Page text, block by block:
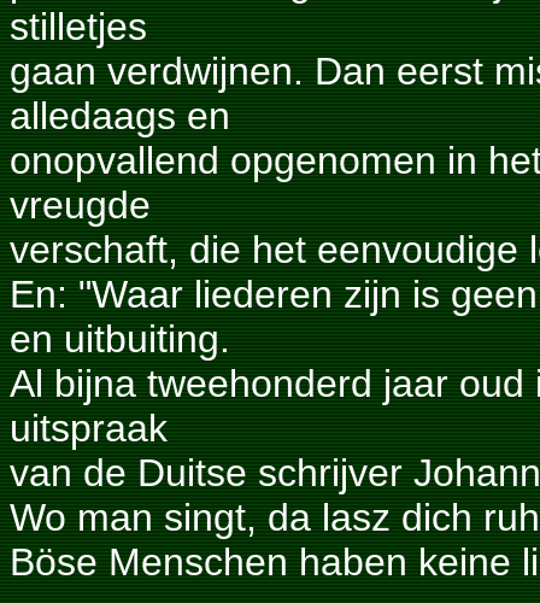
stilletjes
gaan verdwijnen. Dan eerst
alledaags en
onopvallend opgenomen in
vreugde
verschaft, die het eenvoudige
En: "Waar liederen zijn is
en uitbuiting.
Al bijna tweehonderd jaar
uitspraak
van de Duitse schrijver
Wo man singt, da lasz dich
Böse Menschen haben keine